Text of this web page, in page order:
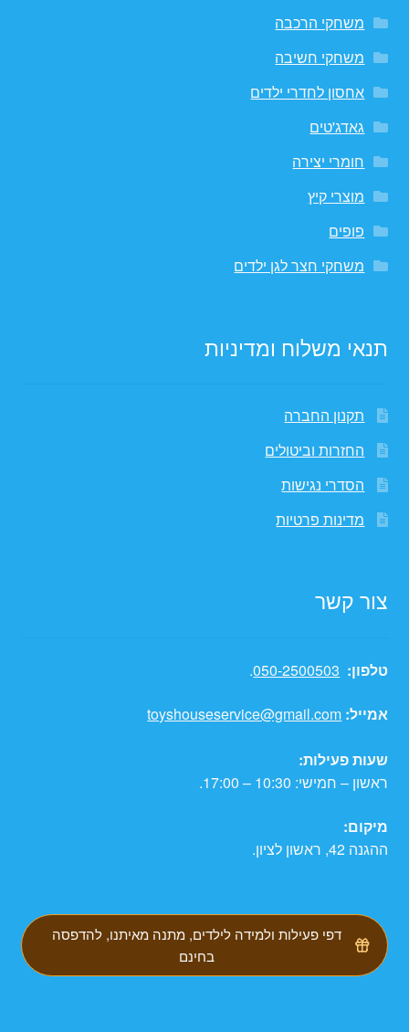
משחקי הרכבה
משחקי חשיבה
אחסון לחדרי ילדים
גאדג'טים
חומרי יצירה
מוצרי קיץ
פופים
משחקי חצר לגן ילדים
תנאי משלוח ומדיניות
תקנון החברה
החזרות וביטולים
הסדרי נגישות
מדינות פרטיות
צור קשר
טלפון: 050-2500503
.
אמייל: toyshouseservice@gmail.com
שעות פעילות:
ראשון – חמישי: 10:30 – 17:00.
מיקום:
ההגנה 42, ראשון לציון.
דפי פעילות ולמידה לילדים, מתנה מאיתנו, להדפסה
בחינם